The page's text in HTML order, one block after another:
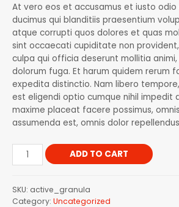
At vero eos et accusamus et iusto odio
ducimus qui blanditiis praesentium
atque corrupti quos dolores et quas
sint occaecati cupiditate non provident,
culpa qui officia deserunt mollitia
dolorum fuga. Et harum quidem rerum
expedita distinctio. Nam libero
est eligendi optio cumque nihil impedit
maxime placeat facere possimus,
assumenda est, omnis dolor
ADD TO CART
SKU: active_granula
Category: Uncategorized